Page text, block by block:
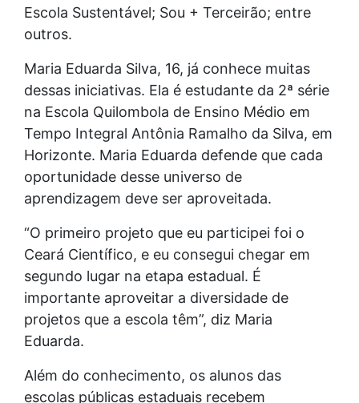
Escola Sustentável; Sou + Terceirão; entre
outros.
Maria Eduarda Silva, 16, já conhece muitas
dessas iniciativas. Ela é estudante da 2ª série
na Escola Quilombola de Ensino Médio em
Tempo Integral Antônia Ramalho da Silva, em
Horizonte. Maria Eduarda defende que cada
oportunidade desse universo de
aprendizagem deve ser aproveitada.
“O primeiro projeto que eu participei foi o
Ceará Científico, e eu consegui chegar em
segundo lugar na etapa estadual. É
importante aproveitar a diversidade de
projetos que a escola têm”, diz Maria
Eduarda.
Além do conhecimento, os alunos das
escolas públicas estaduais recebem